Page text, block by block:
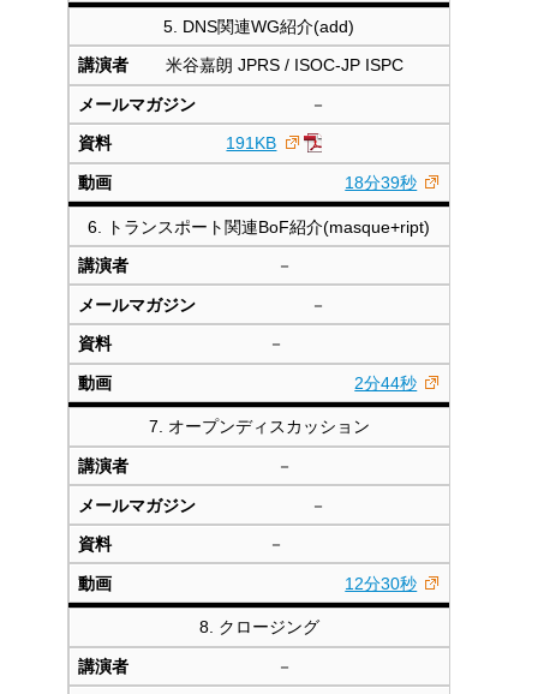
5. DNS関連WG紹介(add)
米谷嘉朗 JPRS / ISOC-JP ISPC
－
191KB
18分39秒
6. トランスポート関連BoF紹介(masque+ript)
－
－
－
2分44秒
7. オープンディスカッション
－
－
－
12分30秒
8. クロージング
－